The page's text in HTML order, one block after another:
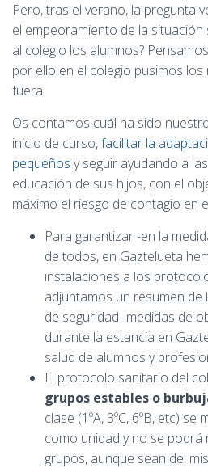
Pero, tras el verano, la pregunta
el empeoramiento de la situación
al colegio los alumnos?
por ello en el colegio pusimos
fuera.
Os contamos cuál ha sido
inicio de curso,facilitar la
pequeños y seguir ayudando a
educación de sus hijos, con el
máximo el riesgo de contagio en
Para garantizar -en la
de todos, en Gaztelueta
instalaciones a los
adjuntamos un resumen de
de seguridad -medidas de
durante la estancia en
salud de alumnos y
El protocolo sanitario del
grupos estables o
clase (1ºA, 3ºC, 6ºB, etc)
como unidad y no se
grupos, aunque sean del